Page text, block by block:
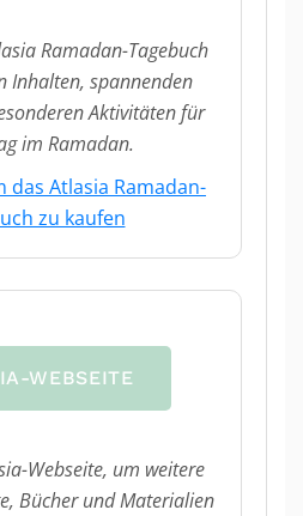
Ramadan-Tagebuch
Inhalten, spannenden
Aktivitäten für
im Ramadan.
das Atlasia Ramadan-
zu kaufen
WEBSEITE
Webseite, um weitere
Bücher und Materialien